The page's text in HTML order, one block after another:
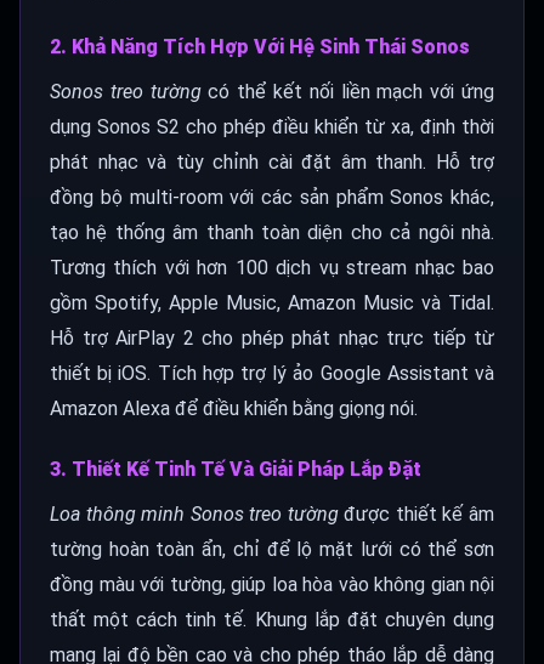
2. Khả Năng Tích Hợp Với Hệ Sinh Thái Sonos
Sonos treo tườngcó thể kết nối liền mạch với ứng
dụng Sonos S2 cho phép điều khiển từ xa, định thời
phát nhạc và tùy chỉnh cài đặt âm thanh. Hỗ trợ
đồng bộ multi-room với các sản phẩm Sonos khác,
tạo hệ thống âm thanh toàn diện cho cả ngôi nhà.
Tương thích với hơn 100 dịch vụ stream nhạc bao
gồm Spotify, Apple Music, Amazon Music và Tidal.
Hỗ trợ AirPlay 2 cho phép phát nhạc trực tiếp từ
thiết bị iOS. Tích hợp trợ lý ảo Google Assistant và
Amazon Alexa để điều khiển bằng giọng nói.
3. Thiết Kế Tinh Tế Và Giải Pháp Lắp Đặt
Loa thông minh Sonos treo tườngđược thiết kế âm
tường hoàn toàn ẩn, chỉ để lộ mặt lưới có thể sơn
đồng màu với tường, giúp loa hòa vào không gian nội
thất một cách tinh tế. Khung lắp đặt chuyên dụng
mang lại độ bền cao và cho phép tháo lắp dễ dàng